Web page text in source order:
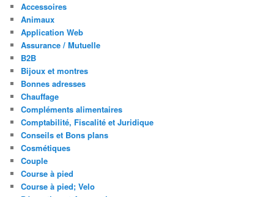
Accessoires
Animaux
Application Web
Assurance / Mutuelle
B2B
Bijoux et montres
Bonnes adresses
Chauffage
Compléments alimentaires
Comptabilité, Fiscalité et Juridique
Conseils et Bons plans
Cosmétiques
Couple
Course à pied
Course à pied; Velo